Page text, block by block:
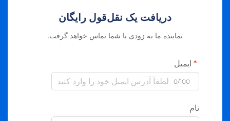
دریافت یک نقل‌قول رایگان
نماینده ما به زودی با شما تماس خواهد گرفت.
ایمیل
0/100
نام